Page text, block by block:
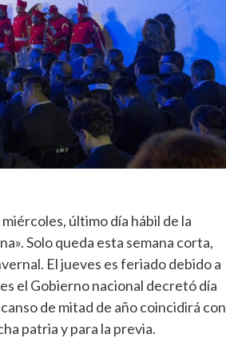
último día hábil de la
Solo queda esta semana corta,
El jueves es feriado debido a
el Gobierno nacional decretó día
de mitad de año coincidirá con
patria y para la previa.